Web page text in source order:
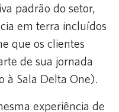
padrão do setor,
em terra incluídos
que os clientes
de sua jornada
à Sala Delta One).
experiência de